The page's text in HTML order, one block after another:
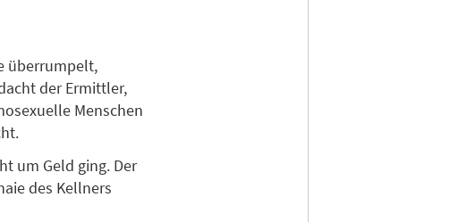
überrumpelt,
der Ermittler,
Menschen
um Geld ging. Der
des Kellners